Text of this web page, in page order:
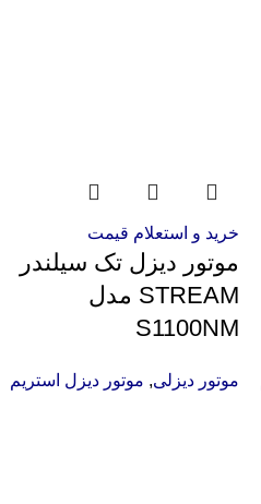
خرید و استعلام قیمت
موتور دیزل تک سیلندر
STREAM مدل
S1100NM
موتور دیزلی, موتور دیزل استریم